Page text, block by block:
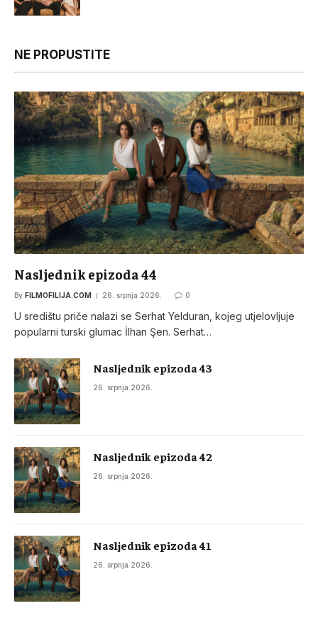
NE PROPUSTITE
Nasljednik epizoda 44
By FILMOFILIJA.COM 26. srpnja 2026. 0
U središtu priče nalazi se Serhat Yelduran, kojeg utjelovljuje
popularni turski glumac İlhan Şen. Serhat…
Nasljednik epizoda 43
26. srpnja 2026.
Nasljednik epizoda 42
26. srpnja 2026.
Nasljednik epizoda 41
26. srpnja 2026.